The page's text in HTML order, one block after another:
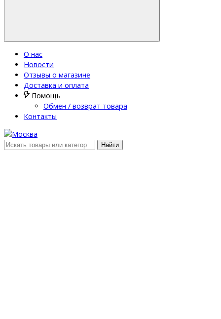
О нас
Новости
Отзывы о магазине
Доставка и оплата
Помощь
Обмен / возврат товара
Контакты
Найти